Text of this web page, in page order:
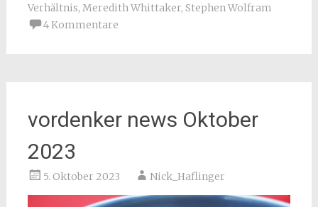
Verhältnis, Meredith Whittaker, Stephen Wolfram
4 Kommentare
vordenker news Oktober
2023
5. Oktober 2023 Nick_Haflinger